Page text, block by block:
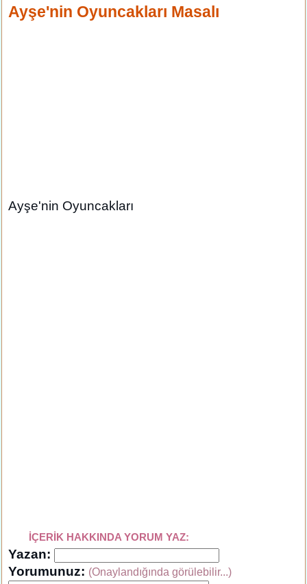
Ayşe'nin Oyuncakları Masalı
Ayşe'nin Oyuncakları
İÇERİK HAKKINDA YORUM YAZ:
Yazan:
Yorumunuz: (Onaylandığında görülebilir...)